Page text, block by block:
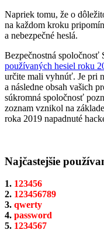
Napriek tomu, že o
na každom kroku
a nebezpečné heslá.
Bezpečnostná spoločnosť
používaných hesiel roku
určite mali vyhnúť. Je pri
a následne obsah vašich
súkromná spoločnosť
zoznam vznikol na
roka 2019 napadnuté
Najčastejšie
1. 123456
2. 123456789
3. qwerty
4. password
5. 1234567